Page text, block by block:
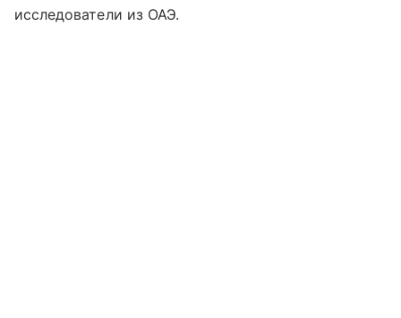
исследователи из ОАЭ.